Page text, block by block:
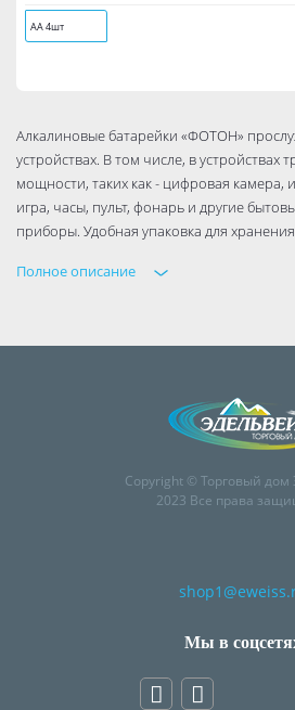
АА 4шт
Алкалиновые батарейки «ФОТОН»
устройствах. В том числе, в
мощности, таких как - цифровая камера,
игра, часы, пульт, фонарь и другие
приборы. Удобная упаковка для
Полное описание
Copyright © Торговый дом
2023 Все права
Мы в